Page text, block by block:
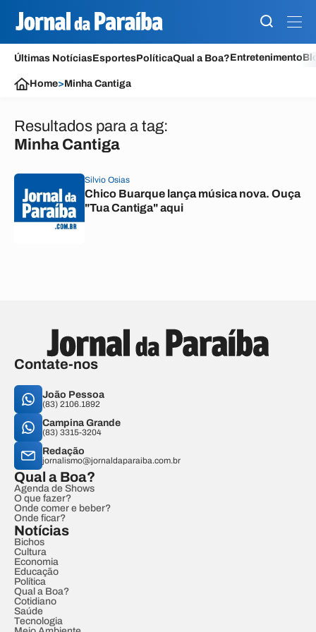
Últimas NotíciasEsportesPolíticaQual a Boa?Entretenimento
Home>Minha Cantiga
Resultados para a tag:
Minha Cantiga
Silvio Osias
Chico Buarque lança música nova. Ouça
"Tua Cantiga" aqui
Contate-nos
João Pessoa
(83) 2106.1892
Campina Grande
(83) 3315-3204
Redação
jornalismo@jornaldaparaiba.com.br
Qual a Boa?
Agenda de Shows
O que fazer?
Onde comer e beber?
Onde ficar?
Notícias
Bichos
Cultura
Economia
Educação
Política
Qual a Boa?
Cotidiano
Saúde
Tecnologia